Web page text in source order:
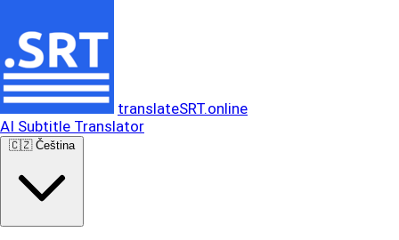
translateSRT.online
AI Subtitle Translator
🇨🇿 Čeština